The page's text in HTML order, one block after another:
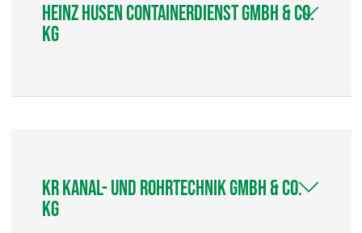
Heinz Husen Containerdienst GmbH & Co.
KG
KR Kanal- und Rohrtechnik GmbH & Co.
KG